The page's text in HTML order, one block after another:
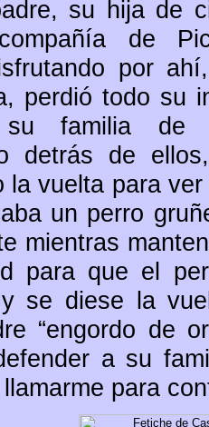
su hija de
de
por
perdió todo su
familia de
detrás de
la vuelta para
un perro
mientras
para que el
y se diese la
“engordo de
a su
para